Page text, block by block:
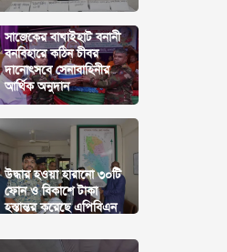
সাজেকের বাঘাইহাট বনানী
বনবিহারে কঠিন চীবর
দানোৎসবে সেনাবাহিনীর
আর্থিক অনুদান
উদ্ধার হওয়া হারানো ৩০টি
ফোন ও বিকাশে টাকা
হস্তান্তর করেছে এপিবিএন